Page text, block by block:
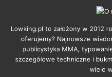
Lowking.pl to założony w 2012
oferujemy? Najnowsze
publicystyka MMA,
szczegółowe techniczne i
wiele